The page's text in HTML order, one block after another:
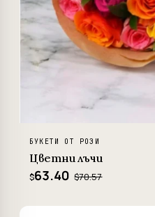
БУКЕТИ ОТ РОЗИ
Цветни лъчи
$63.40 $70.57